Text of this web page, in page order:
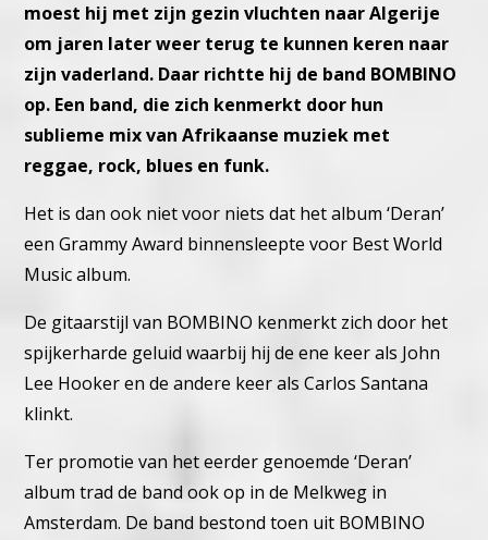
moest hij met zijn gezin vluchten naar Algerije
om jaren later weer terug te kunnen keren naar
zijn vaderland. Daar richtte hij de band BOMBINO
op. Een band, die zich kenmerkt door hun
sublieme mix van Afrikaanse muziek met
reggae, rock, blues en funk.
Het is dan ook niet voor niets dat het album ‘Deran’
een Grammy Award binnensleepte voor Best Ԝorld
Music album.
De gitaarstijl van BOMBINO kenmerkt zich door het
spijkerharde geluid waarbij hij de ene keer als John
Lee Hooker en de andere keer als Carlos Santana
klinkt.
Ter promotie van het eerder genoemde ‘Deran’
album trad de band ook op in de Melkweg in
Amsterdam. De band bestond toen uit BOMBINO